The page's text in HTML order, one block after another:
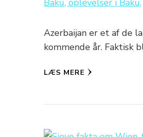
Azerbaijan er et af de
kommende år. Faktisk
LÆS MERE